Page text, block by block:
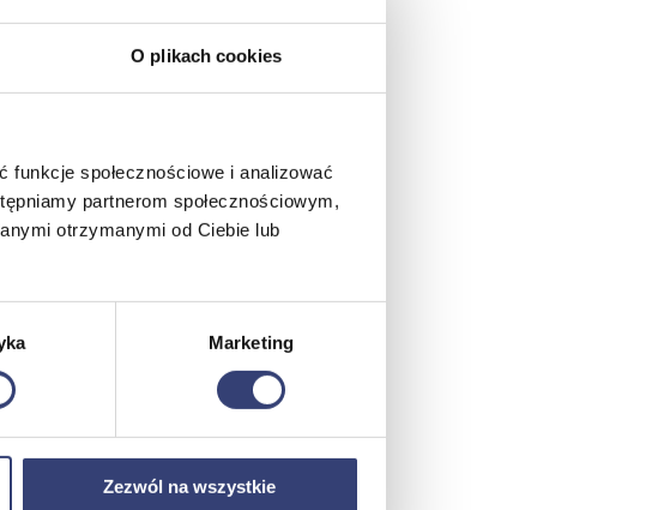
O plikach cookies
społecznościowe i analizować
partnerom społecznościowym,
otrzymanymi od Ciebie lub
Marketing
Zezwól na wszystkie